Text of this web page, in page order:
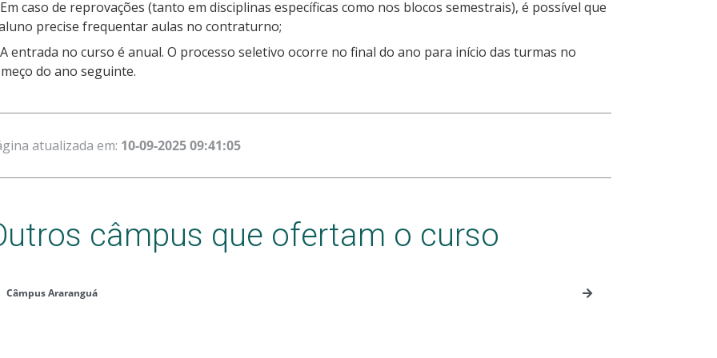
Em caso de reprovações (tanto em disciplinas específicas como nos blocos semestrais), é possível que
precise frequentar aulas no contraturno;
entrada no curso é anual. O processo seletivo ocorre no final do ano para início das turmas no
do ano seguinte.
atualizada em: 10-09-2025 09:41:05
câmpus que ofertam o curso
Câmpus Araranguá